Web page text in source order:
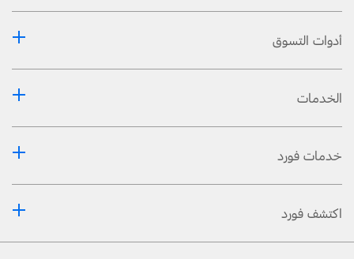
أدوات التسوق
الخدمات
خدمات فورد
اكتشف فورد